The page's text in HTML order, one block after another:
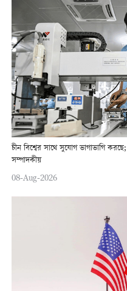
চীন বিশ্বের সাথে সুযোগ ভাগাভাগি
সম্পাদকীয়
08-Aug-2026